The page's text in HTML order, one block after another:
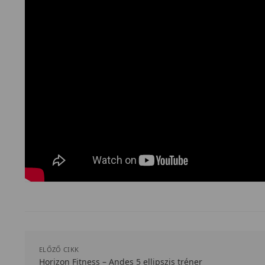
ELŐZŐ CIKK
Horizon Fitness – Andes 5 ellipszis tréner